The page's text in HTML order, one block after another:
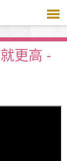
更高 -